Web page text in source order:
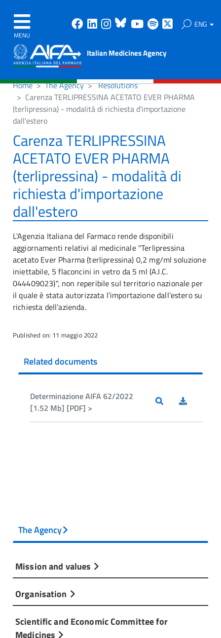
MENU
Facebook
Linkedin
Instagram
Bluesky
Youtube
Spotify ENG
Italian Medicines Agency
Home The Agency
Resolutions
Carenza TERLIPRESSINA ACETATO EVER PHARMA
(terlipressina) - modalità di richiesta d'importazione
dall'estero
Carenza TERLIPRESSINA
ACETATO EVER PHARMA
(terlipressina) - modalità di
richiesta d'importazione
dall'estero
L'Agenzia Italiana del Farmaco rende disponibili
aggiornamenti relativi al medicinale "Terlipressina
acetato Ever Pharma (terlipressina) 0,2 mg/ml soluzione
iniettabile, 5 flaconcini in vetro da 5 ml (A.I.C.
044409023)", non reperibile sul territorio nazionale per
il quale è stata autorizzata l’importazione dall’estero su
richiesta dell’azienda.
Published on: 11 maggio 2022
Related documents
Determinazione AIFA 62/2022
[1.52 Mb] [PDF] >
The Agency
Mission and values
Organisation
Scientific and Economic Committee for
Medicines